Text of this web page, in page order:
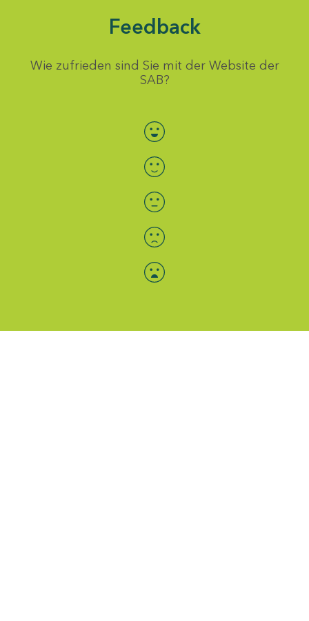
Feedback
Wie zufrieden sind Sie mit der Website der
SAB?
Bewertung auswählen